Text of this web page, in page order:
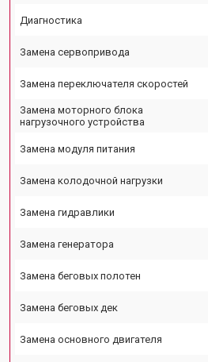
Диагностика
Замена сервопривода
Замена переключателя скоростей
Замена моторного блока
нагрузочного устройства
Замена модуля питания
Замена колодочной нагрузки
Замена гидравлики
Замена генератора
Замена беговых полотен
Замена беговых дек
Замена основного двигателя